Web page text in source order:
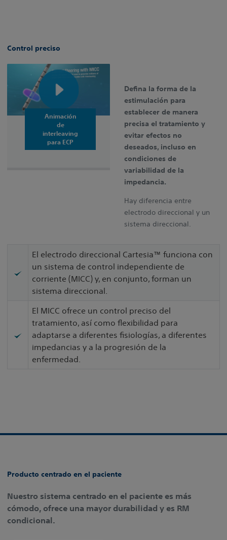
Control preciso
Animación
de
interleaving
para ECP
Defina la forma de la
estimulación para
establecer de manera
precisa el tratamiento y
evitar efectos no
deseados, incluso en
condiciones de
variabilidad de la
impedancia.
Hay diferencia entre
electrodo direccional y un
sistema direccional.
El electrodo direccional Cartesia™ funciona con
un sistema de control independiente de
corriente (MICC) y, en conjunto, forman un
sistema direccional.
El MICC ofrece un control preciso del
tratamiento, así como flexibilidad para
adaptarse a diferentes fisiologías, a diferentes
impedancias y a la progresión de la
enfermedad.
Producto centrado en el paciente
Nuestro sistema centrado en el paciente es más
cómodo, ofrece una mayor durabilidad y es RM
condicional.